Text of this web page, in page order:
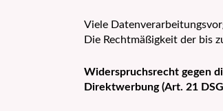
Viele
Die Rechtmäßigkeit der bis
Widerspruchsrecht gegen
Direktwerbung (Art. 21